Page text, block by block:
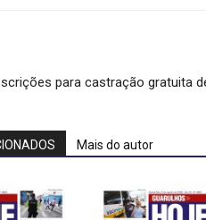
para castração gratuita
Mais do autor